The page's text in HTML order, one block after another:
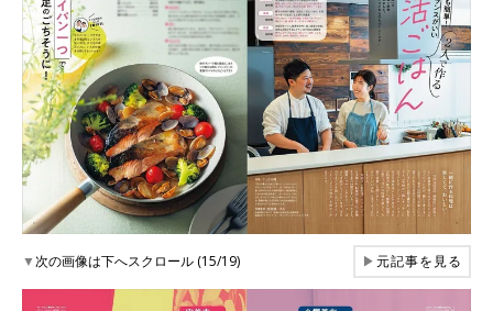
▼次の画像は下へスクロール (15/19) ▶元記事を見る